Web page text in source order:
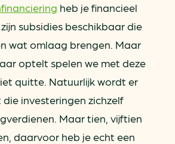
heb je financieel
subsidies beschikbaar die
wat omlaag brengen. Maar
optelt spelen we met deze
quitte. Natuurlijk wordt er
investeringen zichzelf
Maar tien, vijftien
daarvoor heb je echt een